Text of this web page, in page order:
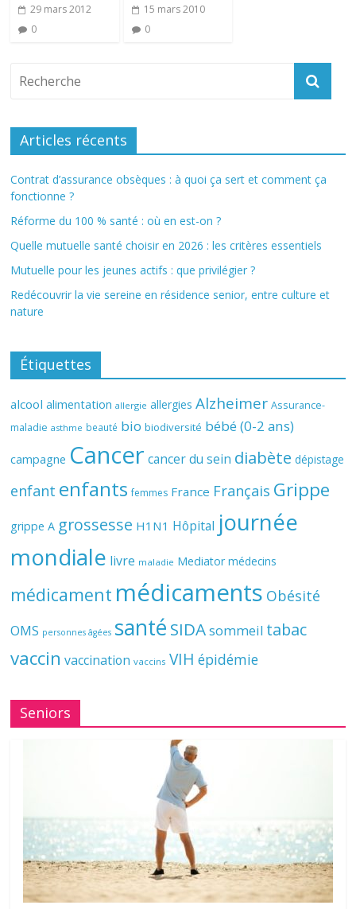
29 mars 2012
0
15 mars 2010
0
Articles récents
Contrat d’assurance obsèques : à quoi ça sert et comment ça
fonctionne ?
Réforme du 100 % santé : où en est-on ?
Quelle mutuelle santé choisir en 2026 : les critères essentiels
Mutuelle pour les jeunes actifs : que privilégier ?
Redécouvrir la vie sereine en résidence senior, entre culture et
nature
Étiquettes
alcool alimentation allergie allergies Alzheimer Assurance-
maladie asthme beauté bio biodiversité bébé (0-2 ans)
campagne Cancer cancer du sein diabète dépistage
enfant enfants femmes France Français Grippe
grippe A grossesse H1N1 Hôpital journée
mondiale livre maladie Mediator médecins
médicament médicaments Obésité
OMS personnes âgées santé SIDAsommeil tabac
vaccin vaccination vaccins VIH épidémie
Seniors